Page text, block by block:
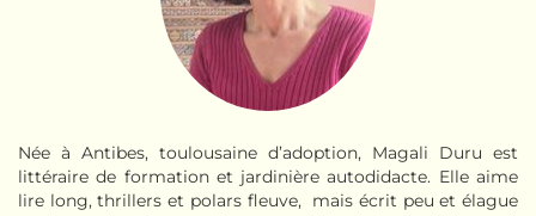
Née à Antibes, toulousaine d’adoption, Magali Duru est
littéraire de formation et jardinière autodidacte. Elle aime
lire long, thrillers et polars fleuve, mais écrit peu et élague